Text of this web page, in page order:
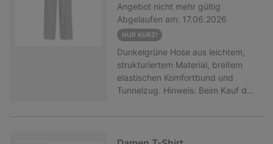
mit diesem Hinweis. Nicht
kombinierbar mit anderen
(Aktions-)Rabatten.
Angebot nicht mehr gültig
Abgelaufen am: 17.06.2026
NUR KURZ!
Dunkelgrüne Hose aus leichtem,
strukturiertem Material, breitem
elastischen Komfortbund und
Tunnelzug. Hinweis: Beim Kauf der
angerechnet! Nur gültig für Ware